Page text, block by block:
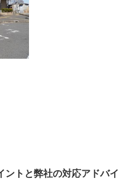
ントと弊社の対応アドバイ